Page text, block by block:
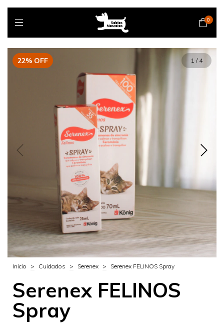
0
22% OFF 1 / 4
Inicio > Cuidados > Serenex > Serenex FELINOS Spray
Serenex FELINOS
Spray